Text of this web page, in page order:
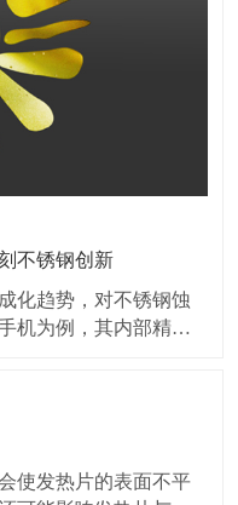
不锈钢创新
化趋势，对不锈钢蚀
机为例，其内部精密
外壳的装饰性需求激
化等表面处理技术的
使发热片的表面不平